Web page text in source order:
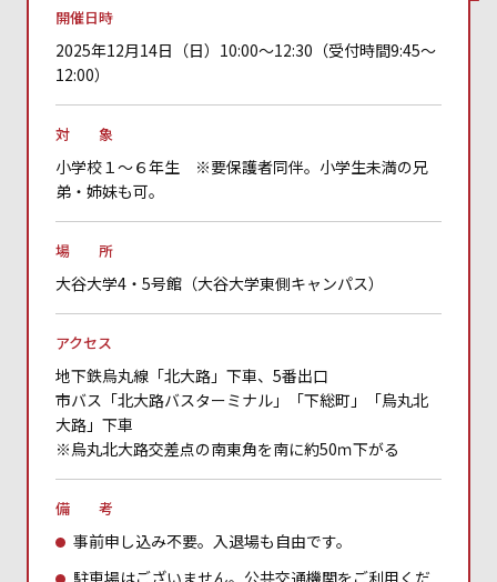
開催日時
2025年12月14日（日）10:00～12:30（受付時間9:45～
12:00）
対 象
小学校１～６年生 ※要保護者同伴。小学生未満の兄
弟・姉妹も可。
場 所
大谷大学4・5号館（大谷大学東側キャンパス）
アクセス
地下鉄烏丸線「北大路」下車、5番出口
市バス「北大路バスターミナル」「下総町」「烏丸北
大路」下車
※烏丸北大路交差点の南東角を南に約50ｍ下がる
備 考
事前申し込み不要。入退場も自由です。
駐車場はございません。公共交通機関をご利用くだ